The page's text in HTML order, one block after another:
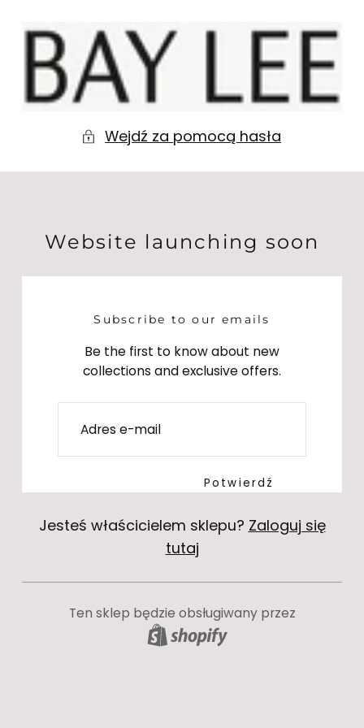
treści
Wejdź za pomocą hasła
Website launching soon
Subscribe to our emails
Be the first to know about new
collections and exclusive offers.
E-
Potwierdź
Jesteś właścicielem sklepu? Zaloguj się
tutaj
Ten sklep będzie obsługiwany przez